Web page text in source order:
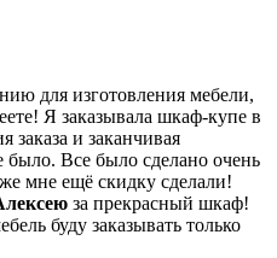
для изготовления мебели,
Я заказывала шкаф-купе в
заказа и заканчивая
Все было сделано очень
мне ещё скидку сделали!
за прекрасный шкаф!
буду заказывать только